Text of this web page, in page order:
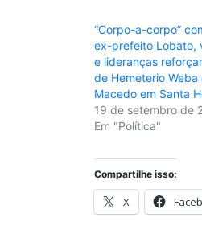
“Corpo-a-corpo”
ex-prefeito Lobato,
e lideranças
de Hemeterio Weba
Macedo em Santa
19 de setembro de
Em "Política"
Compartilhe isso:
X